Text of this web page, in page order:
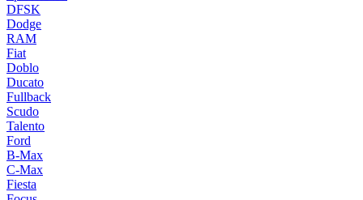
DFSK
Dodge
RAM
Fiat
Doblo
Ducato
Fullback
Scudo
Talento
Ford
B-Max
C-Max
Fiesta